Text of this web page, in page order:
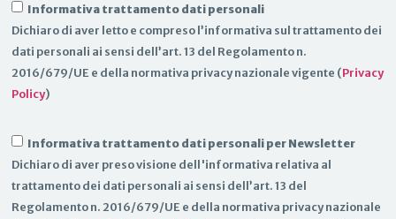
Informativa trattamento dati personali
Dichiaro di aver letto e compreso l’informativa sul trattamento dei
dati personali ai sensi dell’art. 13 del Regolamento n.
2016/679/UE e della normativa privacy nazionale vigente (Privacy
Policy)
Informativa trattamento dati personali per Newsletter
Dichiaro di aver preso visione dell'informativa relativa al
trattamento dei dati personali ai sensi dell’art. 13 del
Regolamento n. 2016/679/UE e della normativa privacy nazionale